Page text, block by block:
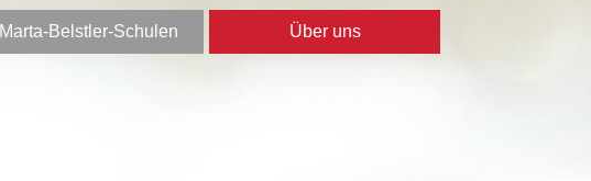
Marta-Belstler-Schulen Über uns